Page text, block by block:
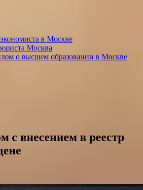
в Москве
Москва
о высшем образовании в Москве
с внесением в реестр